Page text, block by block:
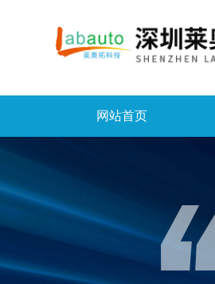
网站首页